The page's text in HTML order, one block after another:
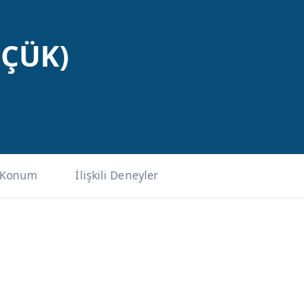
İlişkili Deneyler